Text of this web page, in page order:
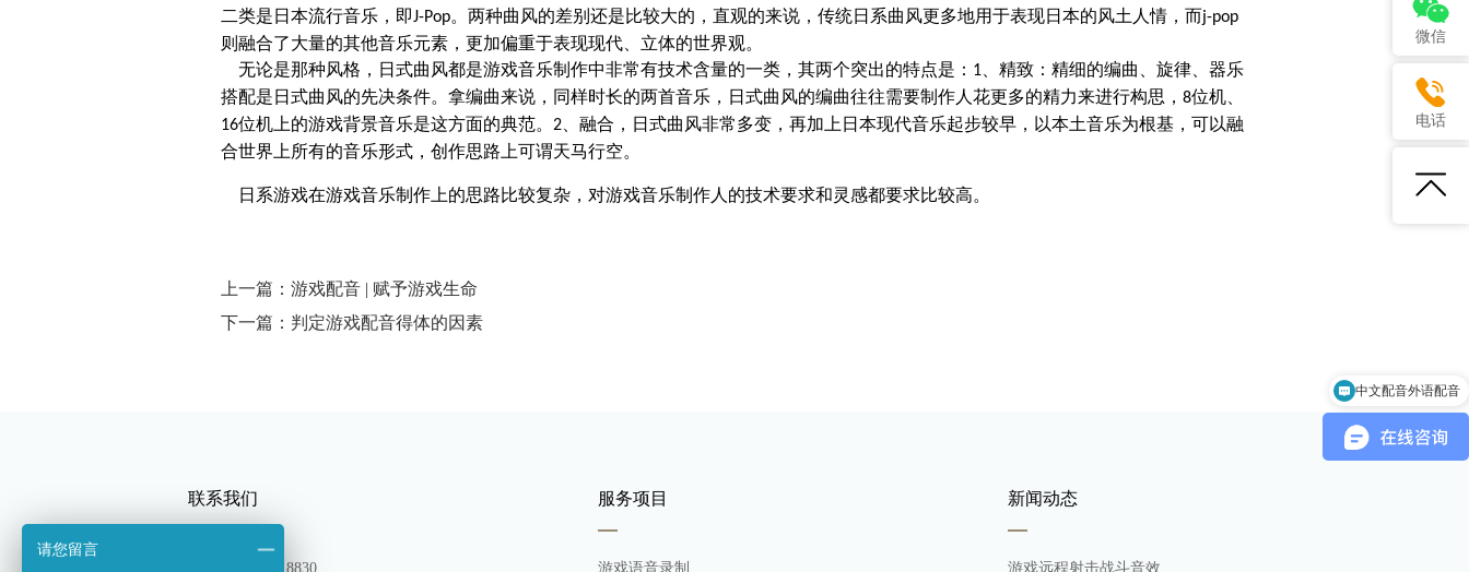
二类是日本流行音乐，即J-Pop。两种曲风的差别还是比较大的，直观的来说，传统日系曲风更多地用于表现日本的风土人情，而j-pop
则融合了大量的其他音乐元素，更加偏重于表现现代、立体的世界观。
无论是那种风格，日式曲风都是游戏音乐制作中非常有技术含量的一类，其两个突出的特点是： 1 、精致：精细的编曲、旋律、器乐
搭配是日式曲风的先决条件。拿编曲来说，同样时长的两首音乐，日式曲风的编曲往往需要制作人花更多的精力来进行构思， 8位机、
16位机上的游戏背景音乐是这方面的典范。 2 、融合，日式曲风非常多变，再加上日本现代音乐起步较早，以本土音乐为根基，可以融
合世界上所有的音乐形式，创作思路上可谓天马行空。
日系游戏在游戏音乐制作上的思路比较复杂，对游戏音乐制作人的技术要求和灵感都要求比较高。
上一篇：游戏配音 | 赋予游戏生命
下一篇：判定游戏配音得体的因素
联系我们
TEL：13180318830
服务项目
游戏语音录制
新闻动态
游戏远程射击战斗音效
微信
电话
请您留言